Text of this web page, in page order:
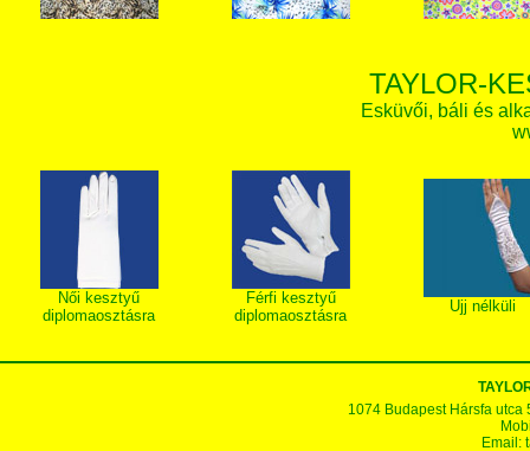
TAYLOR-
Esküvői, báli és
Női kesztyű
diplomaosztásra
Férfi kesztyű
diplomaosztásra
Ujj nélküli
1074 Budapest Hársfa utca
Email: